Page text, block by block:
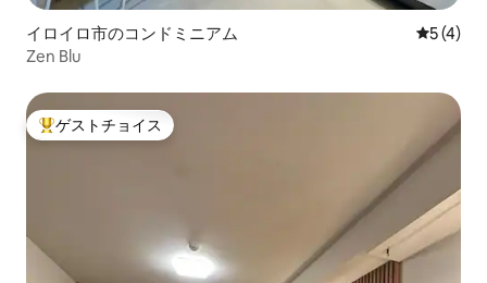
イロイロ市のコンドミニアム レビュー
5 (4)
Zen Blu
大好評のゲストチョイスです。
ゲストチョイス